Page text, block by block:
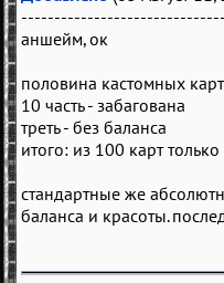
аншейм, ок
половина кастомных
10 часть - забагована
треть - без баланса
итого: из 100 карт
стандартные же
баланса и красоты.